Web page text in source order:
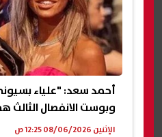
أحمد سعد: "علياء
وبوست الانفصال الثالث
الإثنين 08/06/2026 12:25 ص